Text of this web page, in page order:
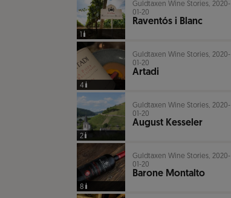
1
Guldtaxen Wine Stories, 2020-
01-20
Raventós i Blanc
4
Guldtaxen Wine Stories, 2020-
01-20
Artadi
2
Guldtaxen Wine Stories, 2020-
01-20
August Kesseler
8
Guldtaxen Wine Stories, 2020-
01-20
Barone Montalto